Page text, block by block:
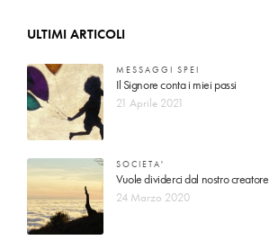
ULTIMI ARTICOLI
MESSAGGI SPEI
Il Signore conta i miei passi
21 Aprile 2021
SOCIETA'
Vuole dividerci dal nostro creatore
24 Marzo 2020